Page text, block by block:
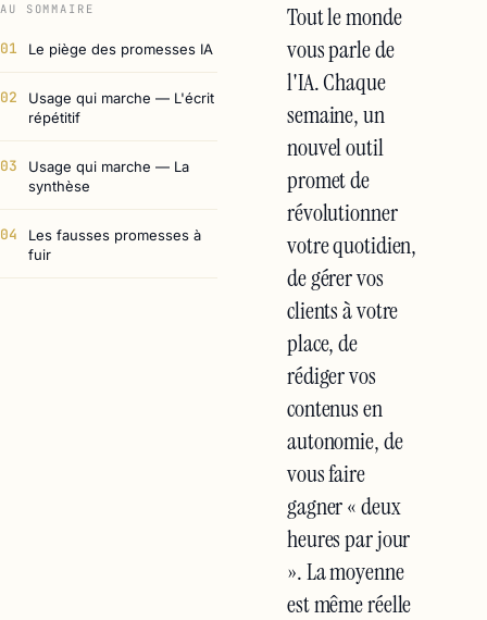
AU SOMMAIRE
01 Le piège des promesses IA
02
Usage qui marche — L'écrit
répétitif
03
Usage qui marche — La
synthèse
04
Les fausses promesses à
fuir
Tout le monde
vous parle de
l'IA. Chaque
semaine, un
nouvel outil
promet de
révolutionner
votre quotidien,
de gérer vos
clients à votre
place, de
rédiger vos
contenus en
autonomie, de
vous faire
gagner « deux
heures par jour
». La moyenne
est même réelle